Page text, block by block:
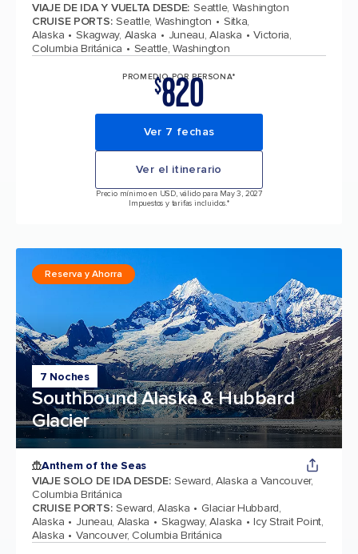
VIAJE DE IDA Y VUELTA DESDE: Seattle, Washington
CRUISE PORTS: Seattle, Washington
Sitka,
Alaska
Skagway, Alaska Juneau, Alaska
Victoria,
Columbia Británica
Seattle, Washington
PROMEDIO POR PERSONA*
$820
Ver 7 fechas
Ver el itinerario
Precio mínimo en USD, válido para May 3, 2027
Impuestos y tarifas incluidos.*
7 Noches
Southbound Alaska & Hubbard
Glacier
Reserva y Ahorra
Anthem of the Seas
VIAJE SOLO DE IDA DESDE: Seward, Alaska a Vancouver,
Columbia Británica
CRUISE PORTS: Seward, Alaska
Glaciar Hubbard,
Alaska
Juneau, Alaska Skagway, Alaska
Icy Strait Point,
Alaska
Vancouver, Columbia Británica